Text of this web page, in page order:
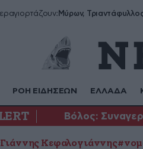
γιορτάζουν:
ΡΟΗ ΕΙΔΗΣΕΩΝ ΕΛΛΑΔΑ
Βόλος:
Κεφαλογιάννης